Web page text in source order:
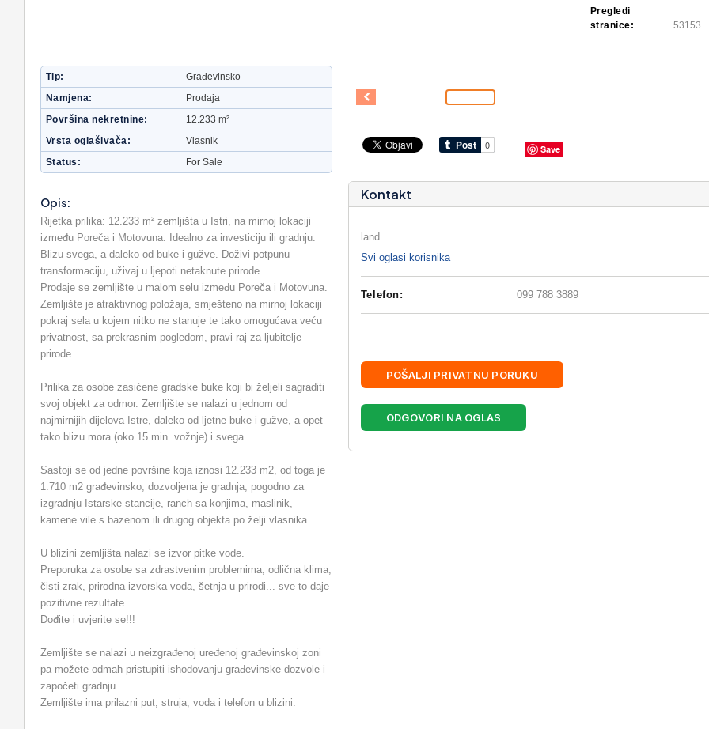
Pregledi
stranice:
53153
Tip
Građevinsko
Namjena
Prodaja
Površina nekretnine
12.233 m²
Vrsta oglašivača
Vlasnik
Status
For Sale
Opis:
Rijetka prilika: 12.233 m² zemljišta u Istri, na mirnoj lokaciji
između Poreča i Motovuna. Idealno za investiciju ili gradnju.
Blizu svega, a daleko od buke i gužve. Doživi potpunu
transformaciju, uživaj u ljepoti netaknute prirode.
Prodaje se zemljište u malom selu između Poreča i Motovuna.
Zemljište je atraktivnog položaja, smješteno na mirnoj lokaciji
pokraj sela u kojem nitko ne stanuje te tako omogućava veću
privatnost, sa prekrasnim pogledom, pravi raj za ljubitelje
prirode.
Prilika za osobe zasićene gradske buke koji bi željeli sagraditi
svoj objekt za odmor. Zemljište se nalazi u jednom od
najmirnijih dijelova Istre, daleko od ljetne buke i gužve, a opet
tako blizu mora (oko 15 min. vožnje) i svega.
Sastoji se od jedne površine koja iznosi 12.233 m2, od toga je
1.710 m2 građevinsko, dozvoljena je gradnja, pogodno za
izgradnju Istarske stancije, ranch sa konjima, maslinik,
kamene vile s bazenom ili drugog objekta po želji vlasnika.
U blizini zemljišta nalazi se izvor pitke vode.
Preporuka za osobe sa zdrastvenim problemima, odlična klima,
čisti zrak, prirodna izvorska voda, šetnja u prirodi... sve to daje
pozitivne rezultate.
Dođite i uvjerite se!!!
Zemljište se nalazi u neizgrađenoj uređenoj građevinskoj zoni
pa možete odmah pristupiti ishodovanju građevinske dozvole i
započeti gradnju.
Zemljište ima prilazni put, struja, voda i telefon u blizini.
Save
Kontakt
land
Svi oglasi korisnika
Telefon: 099 788 3889
POŠALJI PRIVATNU PORUKU
ODGOVORI NA OGLAS